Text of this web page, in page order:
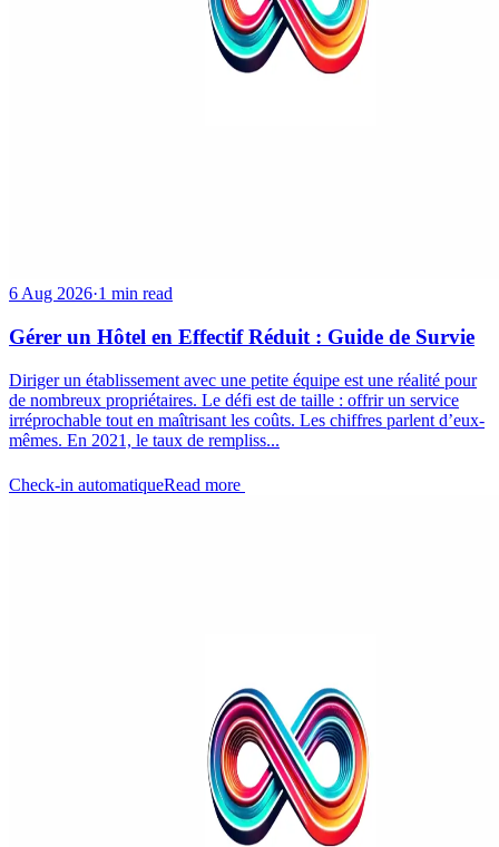
6 Aug 2026·1 min read
Gérer un Hôtel en Effectif Réduit : Guide de Survie
Diriger un établissement avec une petite équipe est une réalité pour
de nombreux propriétaires. Le défi est de taille : offrir un service
irréprochable tout en maîtrisant les coûts. Les chiffres parlent d’eux-
mêmes. En 2021, le taux de rempliss...
Check-in automatiqueRead more